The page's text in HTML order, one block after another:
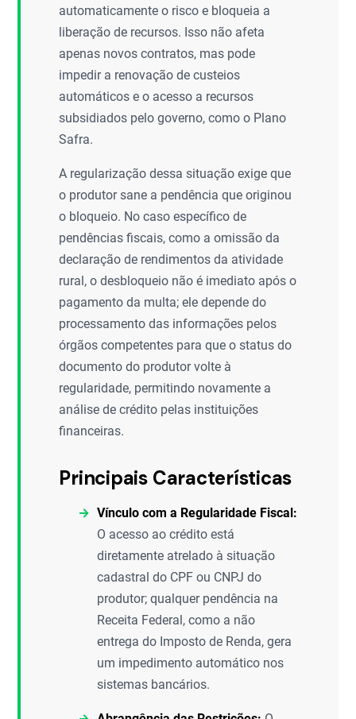
automaticamente o risco e bloqueia a
liberação de recursos. Isso não afeta
apenas novos contratos, mas pode
impedir a renovação de custeios
automáticos e o acesso a recursos
subsidiados pelo governo, como o Plano
Safra.
A regularização dessa situação exige que
o produtor sane a pendência que originou
o bloqueio. No caso específico de
pendências fiscais, como a omissão da
declaração de rendimentos da atividade
rural, o desbloqueio não é imediato após o
pagamento da multa; ele depende do
processamento das informações pelos
órgãos competentes para que o status do
documento do produtor volte à
regularidade, permitindo novamente a
análise de crédito pelas instituições
financeiras.
Principais Características
Vínculo com a Regularidade Fiscal:
O acesso ao crédito está
diretamente atrelado à situação
cadastral do CPF ou CNPJ do
produtor; qualquer pendência na
Receita Federal, como a não
entrega do Imposto de Renda, gera
um impedimento automático nos
sistemas bancários.